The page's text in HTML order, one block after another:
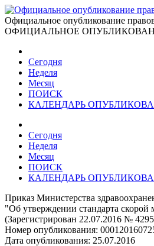
Официальное опубликование
ОФИЦИАЛЬНОЕ
Сегодня
Неделя
Месяц
ПОИСК
КАЛЕНДАРЬ
Сегодня
Неделя
Месяц
ПОИСК
КАЛЕНДАРЬ
Приказ Министерства
"Об утверждении стандарта
(Зарегистрирован 22.07.2016 №
Номер опубликования:
Дата опубликования: 25.07.2016